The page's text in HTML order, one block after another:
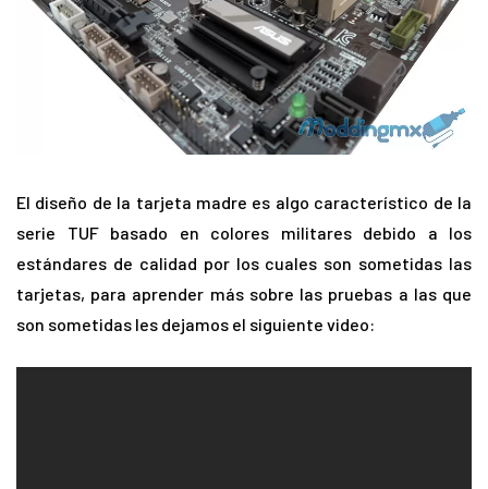
El diseño de la tarjeta madre es algo característico de la
serie TUF basado en colores militares debido a los
estándares de calidad por los cuales son sometidas las
tarjetas, para aprender más sobre las pruebas a las que
son sometidas les dejamos el siguiente video: